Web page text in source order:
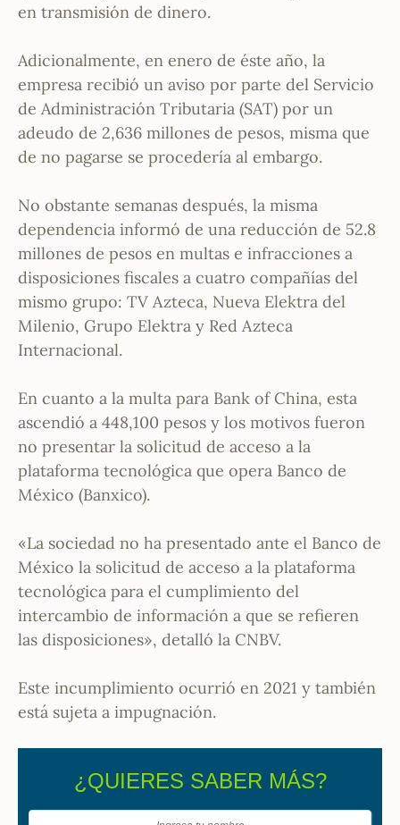
en transmisión de dinero.
Adicionalmente, en enero de éste año, la
empresa recibió un aviso por parte del Servicio
de Administración Tributaria (SAT) por un
adeudo de 2,636 millones de pesos, misma que
de no pagarse se procedería al embargo.
No obstante semanas después, la misma
dependencia informó de una reducción de 52.8
millones de pesos en multas e infracciones a
disposiciones fiscales a cuatro compañías del
mismo grupo: TV Azteca, Nueva Elektra del
Milenio, Grupo Elektra y Red Azteca
Internacional.
En cuanto a la multa para Bank of China, esta
ascendió a 448,100 pesos y los motivos fueron
no presentar la solicitud de acceso a la
plataforma tecnológica que opera Banco de
México (Banxico).
«La sociedad no ha presentado ante el Banco de
México la solicitud de acceso a la plataforma
tecnológica para el cumplimiento del
intercambio de información a que se refieren
las disposiciones», detalló la CNBV.
Este incumplimiento ocurrió en 2021 y también
está sujeta a impugnación.
¿QUIERES SABER MÁS?